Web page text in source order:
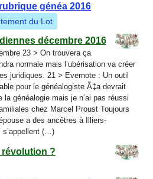
généa 2016
du Lot
décembre 2016
23 > On trouvera ça
normale mais l’ubérisation va créer
juridiques. 21 > Evernote : Un outil
pour le généalogiste Ã‡a devrait
généalogie mais je n’ai pas réussi
chez Marcel Proust Toujours
a des ancêtres à Illiers-
s’appellent (…)
révolution ?